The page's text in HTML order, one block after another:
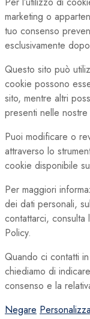
marketing o
tuo consenso
esclusivamente
Questo sito può
cookie possono
sito, mentre altri
presenti nelle nostre
Puoi modificare o
attraverso lo
cookie disponibile
Per maggiori
dei dati personali,
contattarci,
Policy.
Quando ci contatti
chiediamo di
consenso e la
Negare